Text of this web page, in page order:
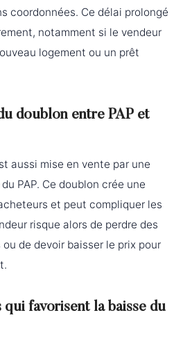
coordonnées. Ce délai prolongé
notamment si le vendeur
logement ou un prêt
doublon entre PAP et
aussi mise en vente par une
PAP. Ce doublon crée une
et peut compliquer les
risque alors de perdre des
de devoir baisser le prix pour
qui favorisent la baisse du